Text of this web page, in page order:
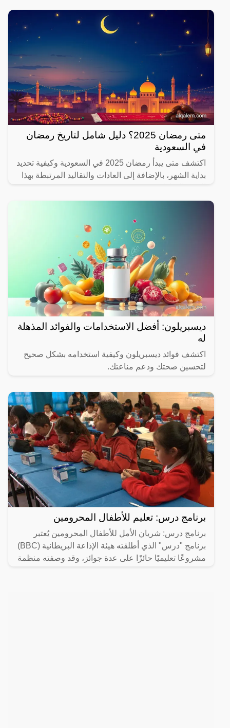
متى رمضان 2025؟ دليل شامل لتاريخ رمضان
في السعودية
اكتشف متى يبدأ رمضان 2025 في السعودية وكيفية تحديد
بداية الشهر، بالإضافة إلى العادات والتقاليد المرتبطة بهذا
ديسبريلون: أفضل الاستخدامات والفوائد المذهلة
له
اكتشف فوائد ديسبريلون وكيفية استخدامه بشكل صحيح
لتحسين صحتك ودعم مناعتك.
برنامج درس: تعليم للأطفال المحرومين
برنامج درس: شريان الأمل للأطفال المحرومين يُعتبر
برنامج "درس" الذي أطلقته هيئة الإذاعة البريطانية (BBC)
مشروعًا تعليميًا حائزًا على عدة جوائز، وقد وصفته منظمة